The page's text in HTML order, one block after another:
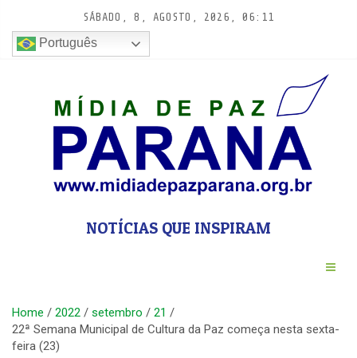
conteúdo
SÁBADO, 8, AGOSTO, 2026, 06:11
Português
NOTÍCIAS QUE INSPIRAM
Home 2022 setembro
21
22ª Semana Municipal de Cultura da Paz começa nesta sexta-
feira (23)